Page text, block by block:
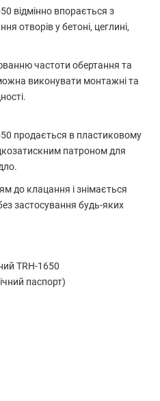
відмінно впорається з
отворів у бетоні, цеглині,
частоти обертання та
виконувати монтажні та
продається в пластиковому
патроном для
до клацання і знімається
застосування будь-яких
TRH-1650
паспорт)